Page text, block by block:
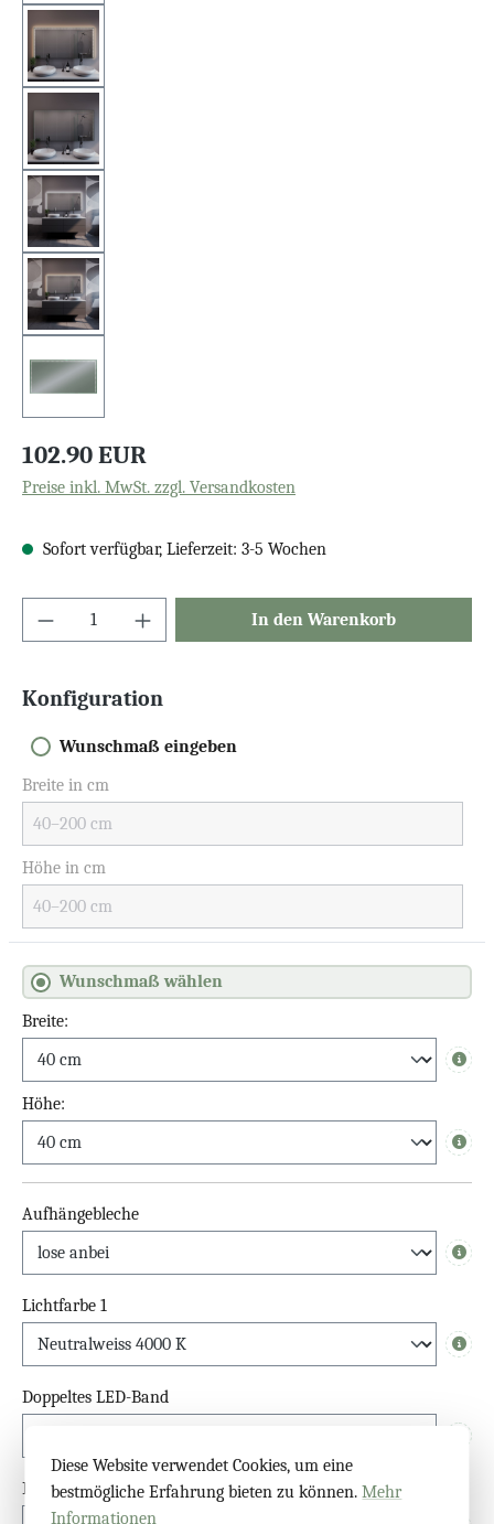
102.90 EUR
Preise inkl. MwSt. zzgl. Versandkosten
Sofort verfügbar, Lieferzeit: 3-5 Wochen
In den Warenkorb
Konfiguration
Wunschmaß eingeben
Breite in cm
Höhe in cm
Wunschmaß wählen
Breite:
Info
Höhe:
Info
Aufhängebleche
Info
Lichtfarbe 1
Info
Doppeltes LED-Band
Lichtfarbe 2. LED
Diese Website verwendet Cookies, um eine
bestmögliche Erfahrung bieten zu können.Mehr
Informationen